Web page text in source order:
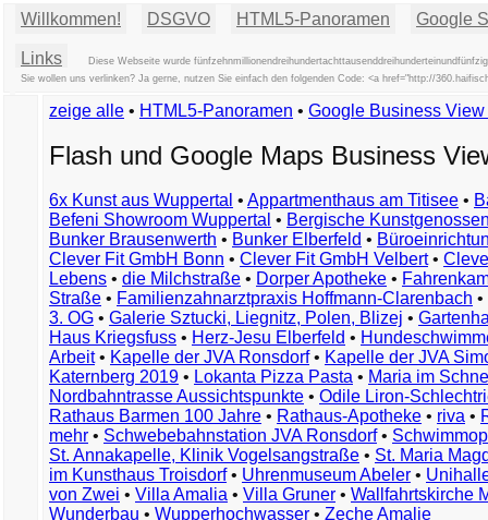
Willkommen! DSGVO HTML5-Panoramen Google
Links
Diese Webseite wurde
Sie wollen uns verlinken? Ja gerne, nutzen Sie einfach den folgenden Code: <a href="http://
zeige alle • HTML5-Panoramen • Google Business
Flash und Google Maps Business
6x Kunst aus Wuppertal • Appartmenthaus am Titisee •
Befeni Showroom Wuppertal • Bergische
Bunker Brausenwerth • Bunker Elberfeld •
Clever Fit GmbH Bonn • Clever Fit GmbH Velbert•
Lebens • die Milchstraße • Dorper Apotheke •
Straße • Familienzahnarztpraxis Hoffmann-Clarenbach •
3. OG • Galerie Sztucki, Liegnitz, Polen, Blizej •
Haus Kriegsfuss • Herz-Jesu Elberfeld •
Arbeit• Kapelle der JVA Ronsdorf• Kapelle der JVA
Katernberg 2019 • Lokanta Pizza Pasta • Maria im
Nordbahntrasse Aussichtspunkte • Odile Liron-
Rathaus Barmen 100 Jahre • Rathaus-Apotheke • riva •
mehr • Schwebebahnstation JVA Ronsdorf•
St. Annakapelle, Klinik Vogelsangstraße • St. Maria
im Kunsthaus Troisdorf• Uhrenmuseum Abeler •
von Zwei • Villa Amalia • Villa Gruner • Wallfahrtskirche
Wunderbau • Wupperhochwasser • Zeche Amalie